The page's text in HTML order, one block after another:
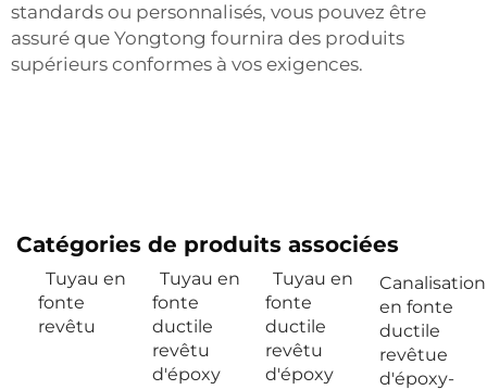
standards ou personnalisés, vous pouvez être
assuré que Yongtong fournira des produits
supérieurs conformes à vos exigences.
Catégories de produits associées
Tuyau en
fonte
revêtu
Tuyau en
fonte
ductile
revêtu
d'époxy
Tuyau en
fonte
ductile
revêtu
d'époxy
Canalisation
en fonte
ductile
revêtue
d'époxy-